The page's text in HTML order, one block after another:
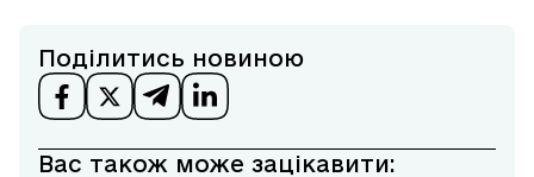
Поділитись новиною
Вас також може зацікавити: